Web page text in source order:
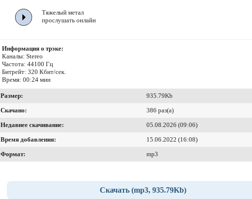
Тяжелый метал
прослушать онлайн
Информация о трэке:
Каналы: Stereo
Частота: 44100 Гц
Битрейт: 320 Кбит/сек.
Время: 00:24 мин
Размер:
935.79Kb
Скачано:
386 раз(а)
Недавнее скачивание:
05.08.2026 (09:06)
Время добавления:
15.06.2022 (16:08)
Формат:
mp3
Скачать (mp3, 935.79Kb)